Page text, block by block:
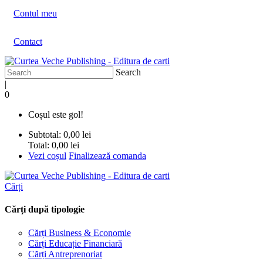
Contul meu
Contact
Search
|
0
Coșul este gol!
Subtotal: 0,00 lei
Total: 0,00 lei
Vezi coșul Finalizează comanda
Cărți
Cărți după tipologie
Cărți Business & Economie
Cărți Educație Financiară
Cărți Antreprenoriat